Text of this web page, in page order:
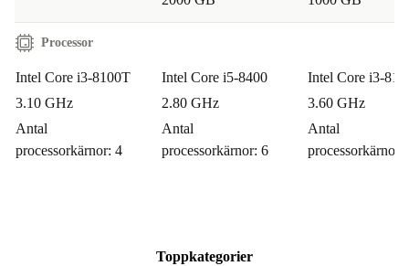
Minst 12 månaders garanti på alla rekonditionerade stationära
datorer
30 dagars fri retur – testa i lugn och ro hemma
Gör ett smart val för både dig själv och miljön – välj
Processor
Intel Core i3-8100T
3.10 GHz
Antal
processorkärnor: 4
Intel Core i5-8400
2.80 GHz
Antal
processorkärnor: 6
Intel Core i3-
3.60 GHz
Antal
processorkärnor:
Toppkategorier